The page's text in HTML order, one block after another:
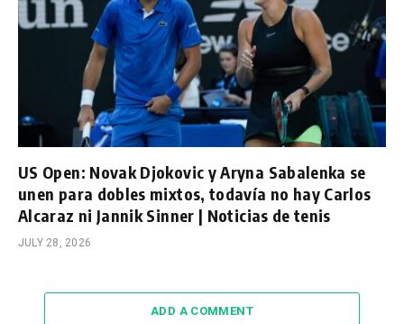
US Open: Novak Djokovic y Aryna Sabalenka se
unen para dobles mixtos, todavía no hay Carlos
Alcaraz ni Jannik Sinner | Noticias de tenis
JULY 28, 2026
ADD A COMMENT